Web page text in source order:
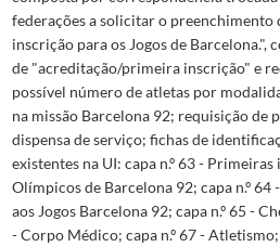
federações a solicitar o preenchimento
inscrição para os Jogos de Barcelona.",
de "acreditação/primeira inscrição" e
possível número de atletas por
na missão Barcelona 92; requisição de
dispensa de serviço; fichas de
existentes na UI: capa n.º 63 -
Olímpicos de Barcelona 92; capa n.º
aos Jogos Barcelona 92; capa n.º 65 -
- Corpo Médico; capa n.º 67 -